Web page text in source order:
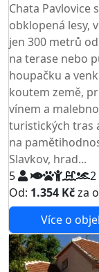
Chata Pavlovice
obklopená lesy,
jen 300 metrů
na terase nebo
houpačku a
koutem země,
vínem a
turistických tras
na
Slavkov, hrad...
5
2
Od: 1.354 Kčza
Více o